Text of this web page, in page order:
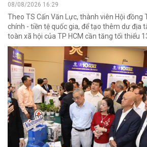
08/08/2026 16:29
Theo TS Cấn Văn Lực, thành viên Hội đồng
chính - tiền tệ quốc gia, để tạo thêm dư địa
toàn xã hội của TP HCM cần tăng tối thiểu